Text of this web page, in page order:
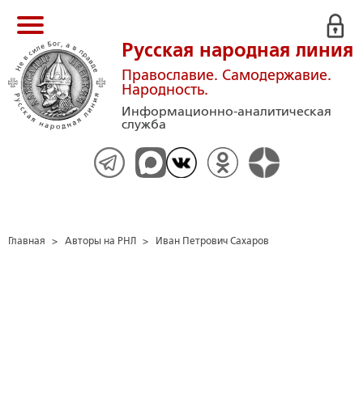
Русская народная линия
Православие. Самодержавие.
Народность.
Информационно-аналитическая
служба
Главная > Авторы на РНЛ > Иван Петрович Сахаров